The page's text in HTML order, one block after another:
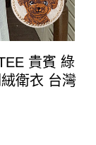
貴賓 綠
衛衣 台灣